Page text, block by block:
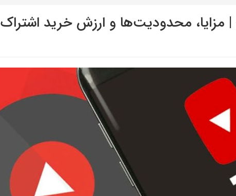
| مزایا، محدودیت‌ها و ارزش خرید اشتراک